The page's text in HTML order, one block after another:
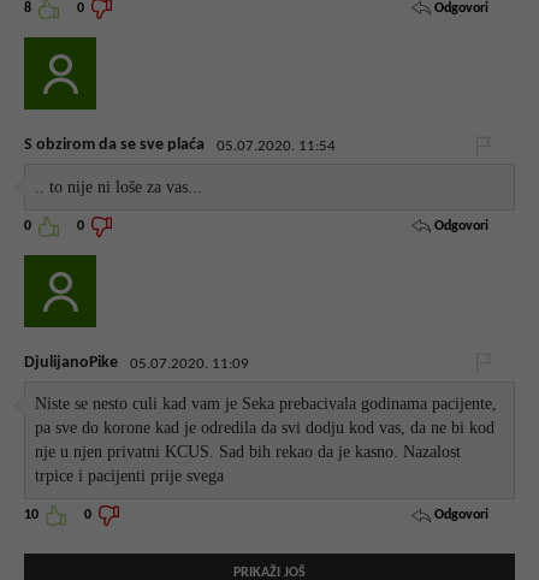
8 0 Odgovori
S obzirom da se sve plaća 05.07.2020. 11:54
.. to nije ni loše za vas...
0 0 Odgovori
DjulijanoPike 05.07.2020. 11:09
Niste se nesto culi kad vam je Seka prebacivala godinama pacijente,
pa sve do korone kad je odredila da svi dodju kod vas, da ne bi kod
nje u njen privatni KCUS. Sad bih rekao da je kasno. Nazalost
trpice i pacijenti prije svega
10 0 Odgovori
PRIKAŽI JOŠ